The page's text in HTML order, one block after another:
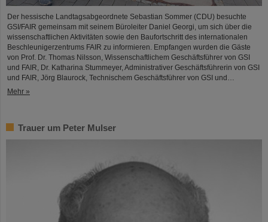
Der hessische Landtagsabgeordnete Sebastian Sommer (CDU) besuchte
GSI/FAIR gemeinsam mit seinem Büroleiter Daniel Georgi, um sich über die
wissenschaftlichen Aktivitäten sowie den Baufortschritt des internationalen
Beschleunigerzentrums FAIR zu informieren. Empfangen wurden die Gäste
von Prof. Dr. Thomas Nilsson, Wissenschaftlichem Geschäftsführer von GSI
und FAIR, Dr. Katharina Stummeyer, Administrativer Geschäftsführerin von GSI
und FAIR, Jörg Blaurock, Technischem Geschäftsführer von GSI und…
Mehr »
Trauer um Peter Mulser